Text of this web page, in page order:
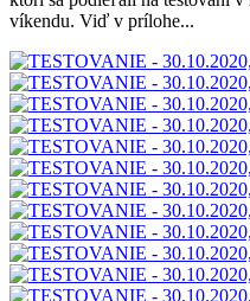
víkendu. Viď v prílohe...